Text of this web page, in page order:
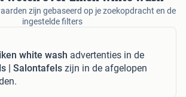
zijn gebaseerd op je zoekopdracht en de
ingestelde filters
white wash advertenties in de
| Salontafels zijn in de afgelopen